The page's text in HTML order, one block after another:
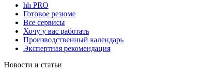
hh PRO
Готовое резюме
Все сервисы
Хочу у вас работать
Производственный календарь
Экспертная рекомендация
Новости и статьи